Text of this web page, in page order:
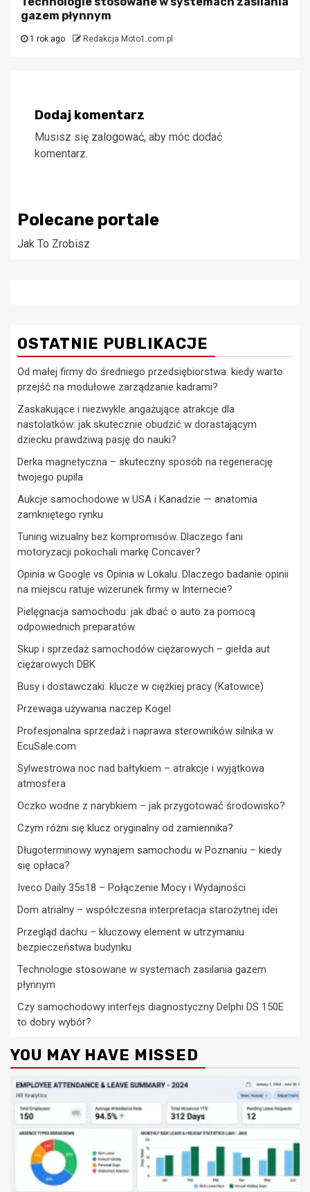
gazem płynnym
1 rok ago Redakcja Moto1.com.pl
Dodaj komentarz
Musisz się zalogować, aby móc dodać
komentarz.
Polecane portale
Jak To Zrobisz
OSTATNIE PUBLIKACJE
Od małej firmy do średniego przedsiębiorstwa. kiedy warto
przejść na modułowe zarządzanie kadrami?
Zaskakujące i niezwykle angażujące atrakcje dla
nastolatków: jak skutecznie obudzić w dorastającym
dziecku prawdziwą pasję do nauki?
Derka magnetyczna – skuteczny sposób na regenerację
twojego pupila
Aukcje samochodowe w USA i Kanadzie — anatomia
zamkniętego rynku
Tuning wizualny bez kompromisów. Dlaczego fani
motoryzacji pokochali markę Concaver?
Opinia w Google vs Opinia w Lokalu. Dlaczego badanie opinii
na miejscu ratuje wizerunek firmy w Internecie?
Pielęgnacja samochodu: jak dbać o auto za pomocą
odpowiednich preparatów
Skup i sprzedaż samochodów ciężarowych – giełda aut
ciężarowych DBK
Busy i dostawczaki: klucze w ciężkiej pracy (Katowice)
Przewaga używania naczep Kogel
Profesjonalna sprzedaż i naprawa sterowników silnika w
EcuSale.com
Sylwestrowa noc nad bałtykiem – atrakcje i wyjątkowa
atmosfera
Oczko wodne z narybkiem – jak przygotować środowisko?
Czym różni się klucz oryginalny od zamiennika?
Długoterminowy wynajem samochodu w Poznaniu – kiedy
się opłaca?
Iveco Daily 35s18 – Połączenie Mocy i Wydajności
Dom atrialny – współczesna interpretacja starożytnej idei
Przegląd dachu – kluczowy element w utrzymaniu
bezpieczeństwa budynku
Technologie stosowane w systemach zasilania gazem
płynnym
Czy samochodowy interfejs diagnostyczny Delphi DS 150E
to dobry wybór?
YOU MAY HAVE MISSED